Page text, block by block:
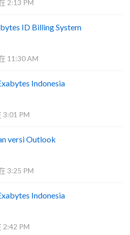
2:13 PM
ID Billing System
11:30 AM
Indonesia
3:01 PM
versi Outlook
3:25 PM
Indonesia
2:42 PM